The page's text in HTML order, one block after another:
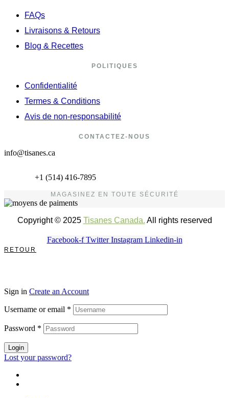
FAQs
Livraisons & Retours
Blog & Recettes
POLITIQUES
Confidentialité
Termes & Conditions
Avis de non-responsabilité
CONTACTEZ-NOUS
info@tisanes.ca
+1 (514) 416-7895
MAGASINEZ EN TOUTE SÉCURITÉ
Copyright © 2025 Tisanes Canada. All rights reserved
Facebook-f Twitter Instagram Linkedin-in
RETOUR
Sign in Create an Account
Username or email *
Password *
Login
Lost your password?